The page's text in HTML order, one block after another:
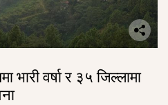
वर्षा र ३५ जिल्लामा